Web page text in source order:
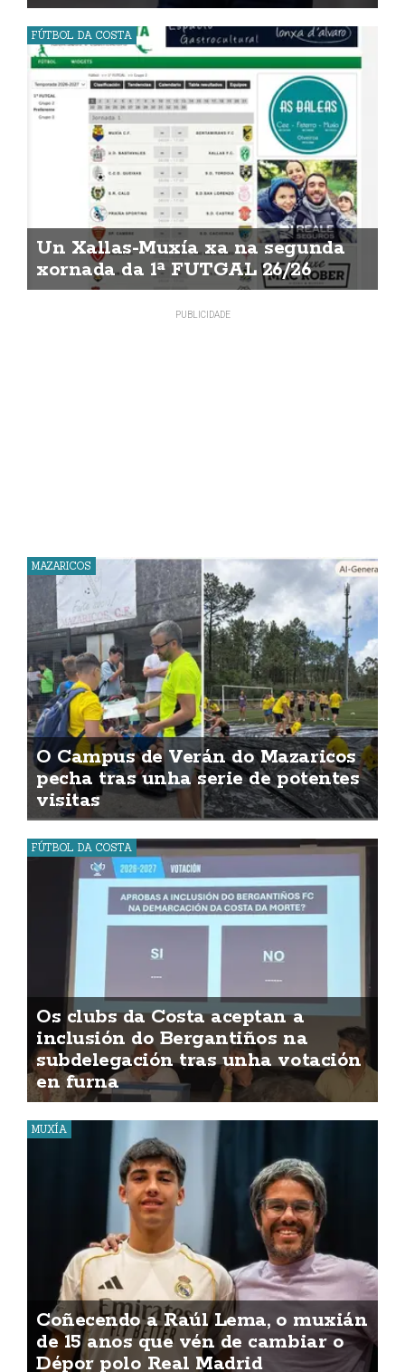
FÚTBOL DA COSTA
Un Xallas-Muxía xa na segunda
xornada da 1ª FUTGAL 26/26
MAZARICOS
O Campus de Verán do Mazaricos
pecha tras unha serie de potentes
visitas
FÚTBOL DA COSTA
Os clubs da Costa aceptan a
inclusión do Bergantiños na
subdelegación tras unha votación
en furna
MUXÍA
Coñecendo a Raúl Lema, o muxián
de 15 anos que vén de cambiar o
Dépor polo Real Madrid